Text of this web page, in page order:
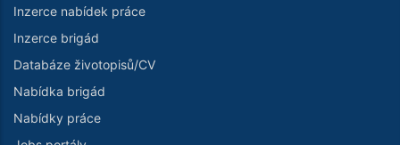
Inzerce nabídek práce
Inzerce brigád
Databáze životopisů/CV
Nabídka brigád
Nabídky práce